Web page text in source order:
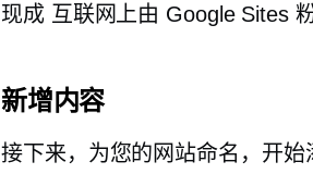
现成互联网上由 Google Sites
新增内容
接下来，为您的网站命名，开